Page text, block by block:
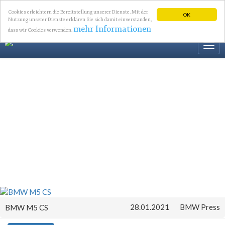
OK
Cookies erleichtern die Bereitstellung unserer Dienste. Mit der
Nutzung unserer Dienste erklären Sie sich damit einverstanden,
dass wir Cookies verwenden.mehr Informationen
BMW M5 CS 28.01.2021 BMW Press